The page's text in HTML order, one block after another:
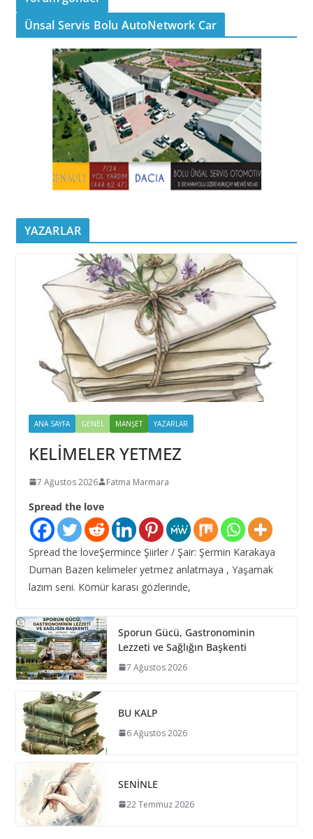
Ünsal Servis Bolu AutoNetwork Car
YAZARLAR
ANA SAYFA GENEL MANŞET YAZARLAR
KELİMELER YETMEZ
7 Ağustos 2026 Fatma Marmara
Spread the love
Spread the loveŞermince Şiirler / Şair: Şermin Karakaya
Duman Bazen kelimeler yetmez anlatmaya , Yaşamak
lazım seni. Kömür karası gözlerinde,
Sporun Gücü, Gastronominin
Lezzeti ve Sağlığın Başkenti
7 Ağustos 2026
BU KALP
6 Ağustos 2026
SENİNLE
22 Temmuz 2026